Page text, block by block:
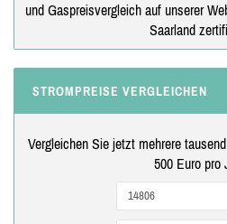
und Gaspreisvergleich auf unserer
Saarland
STROMPREISE VERGLEICHEN
Vergleichen Sie jetzt mehrere
500 Euro pro